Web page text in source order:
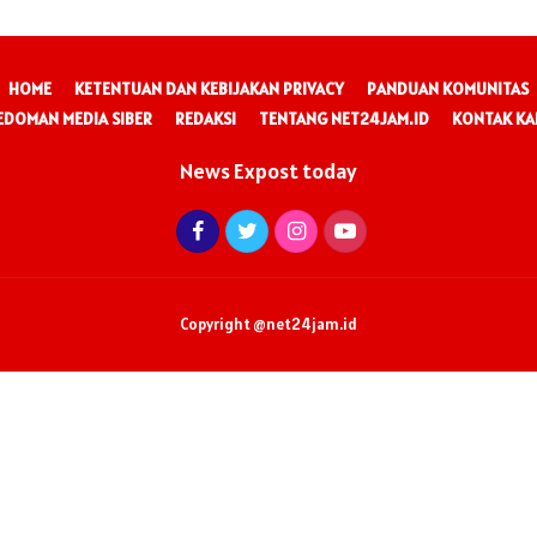
HOME KETENTUAN DAN KEBIJAKAN PRIVACY
PANDUAN KOMUNITAS
MEDIA SIBER
REDAKSI TENTANG NET24JAM.ID KONTAK
News Expost today
Copyright @net24jam.id